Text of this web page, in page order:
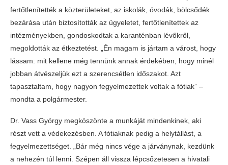
fertőtlenítették a közterületeket, az iskolák, óvodák, bölcsődék
bezárása után biztosították az ügyeletet, fertőtlenítettek az
intézményekben, gondoskodtak a karanténban lévőkről,
megoldották az étkeztetést. „Én magam is jártam a várost, hogy
lássam: mit kellene még tennünk annak érdekében, hogy minél
jobban átvészeljük ezt a szerencsétlen időszakot. Azt
tapasztaltam, hogy nagyon fegyelmezettek voltak a fótiak” –
mondta a polgármester.
Dr. Vass György megköszönte a munkáját mindenkinek, aki
részt vett a védekezésben. A fótiaknak pedig a helytállást, a
fegyelmezettséget. „Bár még nincs vége a járványnak, kezdünk
a nehezén túl lenni. Szépen áll vissza lépcsőzetesen a hivatali